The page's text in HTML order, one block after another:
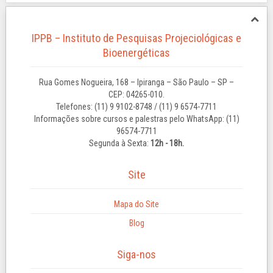
IPPB – Instituto de Pesquisas Projeciológicas e
Bioenergéticas
Rua Gomes Nogueira, 168 – Ipiranga – São Paulo – SP –
CEP: 04265-010.
Telefones: (11) 9 9102-8748 / (11) 9 6574-7711
Informações sobre cursos e palestras pelo WhatsApp: (11)
96574-7711
Segunda à Sexta: 12h - 18h.
Site
Mapa do Site
Blog
Siga-nos